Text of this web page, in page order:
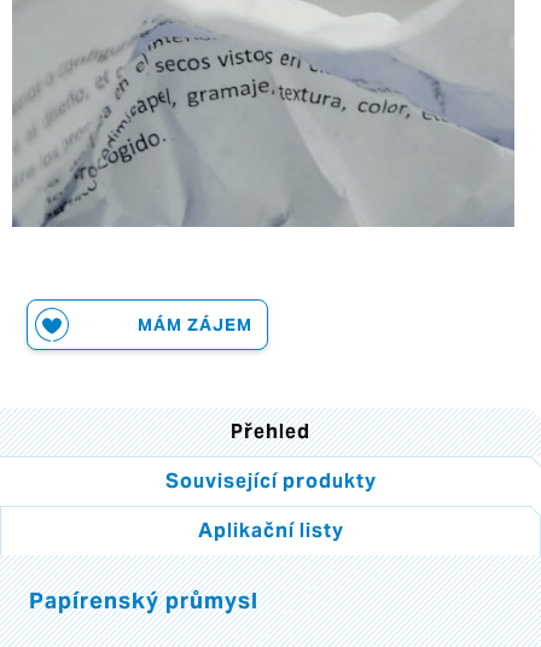
MÁM ZÁJEM
Přehled
Související produkty
Aplikační listy
Papírenský průmysl